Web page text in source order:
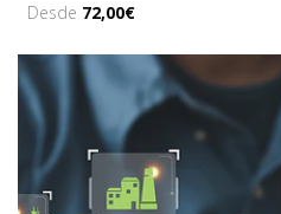
Desde 72,00€